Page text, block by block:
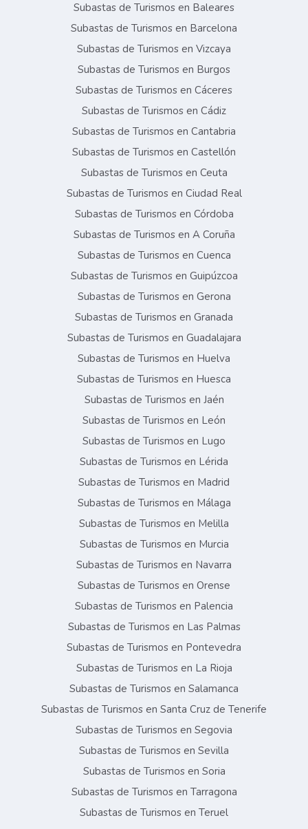
Subastas de Turismos en Baleares
Subastas de Turismos en Barcelona
Subastas de Turismos en Vizcaya
Subastas de Turismos en Burgos
Subastas de Turismos en Cáceres
Subastas de Turismos en Cádiz
Subastas de Turismos en Cantabria
Subastas de Turismos en Castellón
Subastas de Turismos en Ceuta
Subastas de Turismos en Ciudad Real
Subastas de Turismos en Córdoba
Subastas de Turismos en A Coruña
Subastas de Turismos en Cuenca
Subastas de Turismos en Guipúzcoa
Subastas de Turismos en Gerona
Subastas de Turismos en Granada
Subastas de Turismos en Guadalajara
Subastas de Turismos en Huelva
Subastas de Turismos en Huesca
Subastas de Turismos en Jaén
Subastas de Turismos en León
Subastas de Turismos en Lugo
Subastas de Turismos en Lérida
Subastas de Turismos en Madrid
Subastas de Turismos en Málaga
Subastas de Turismos en Melilla
Subastas de Turismos en Murcia
Subastas de Turismos en Navarra
Subastas de Turismos en Orense
Subastas de Turismos en Palencia
Subastas de Turismos en Las Palmas
Subastas de Turismos en Pontevedra
Subastas de Turismos en La Rioja
Subastas de Turismos en Salamanca
Subastas de Turismos en Santa Cruz de Tenerife
Subastas de Turismos en Segovia
Subastas de Turismos en Sevilla
Subastas de Turismos en Soria
Subastas de Turismos en Tarragona
Subastas de Turismos en Teruel